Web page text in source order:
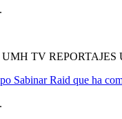
TV
Sabinar Raid que ha